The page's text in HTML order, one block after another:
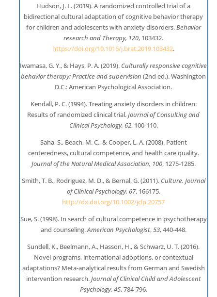
Hudson, J. L. (2019). A randomized controlled trial of a
bidirectional cultural adaptation of cognitive behavior therapy
for children and adolescents with anxiety disorders.Behavior
research and Therapy, 120, 103432.
https://doi.org/10.1016/j.brat.2019.103432.
Iwamasa, G. Y., & Hays, P. A. (2019). Culturally responsive cognitive
behavior therapy: Practice and supervision (2nd ed.). Washington
D.C.: American Psychological Association.
Kendall, P. C. (1994). Treating anxiety disorders in children:
Results of randomized clinical trial.Journal of Consulting and
Clinical Psychology, 62, 100-110.
Saha, S., Beach, M. C., & Cooper, L. A. (2008). Patient
centeredness, cultural competence, and health care quality.
Journal of the Natural Medical Association, 100, 1275-1285.
Smith, T. B., Rodriguez, M. D., & Bernal, G. (2011). Culture. Journal
of Clinical Psychology, 67, 166175.
http://dx.doi.org/10.1002/jclp.20757
Sue, S. (1998). In search of cultural competence in psychotherapy
and counseling.American Psychologist,53, 440-448.
Sundell, K., Beelmann, A., Hasson, H., & Schwarz, U. T. (2016).
Novel programs, international adoptions, or contextual
adaptations? Meta-analytical results from German and Swedish
intervention research.Journal of Clinical Child and Adolescent
Psychology, 45, 784-796.